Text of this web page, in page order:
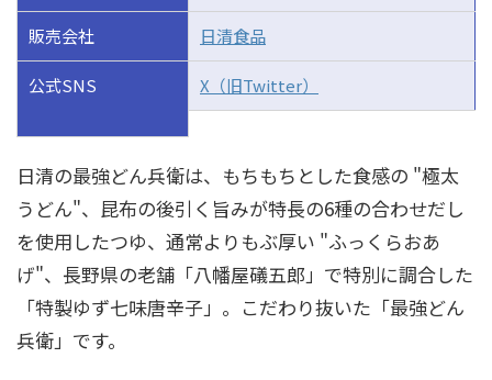
販売会社 日清食品
公式SNS X（旧Twitter）
日清の最強どん兵衛は、もちもちとした食感の "極太
うどん"、昆布の後引く旨みが特長の6種の合わせだし
を使用したつゆ、通常よりもぶ厚い "ふっくらおあ
げ"、長野県の老舗「八幡屋礒五郎」で特別に調合した
「特製ゆず七味唐辛子」。こだわり抜いた「最強どん
兵衛」です。